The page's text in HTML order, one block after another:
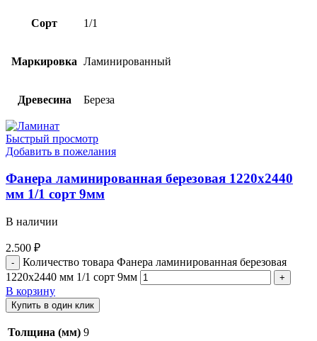
Сорт 1/1
Маркировка Ламинированный
Древесина Береза
Быстрый просмотр
Добавить в пожелания
Фанера ламинированная березовая 1220х2440
мм 1/1 сорт 9мм
В наличии
2.500 ₽
Количество товара Фанера ламинированная березовая
1220х2440 мм 1/1 сорт 9мм
В корзину
Купить в один клик
Толщина (мм) 9